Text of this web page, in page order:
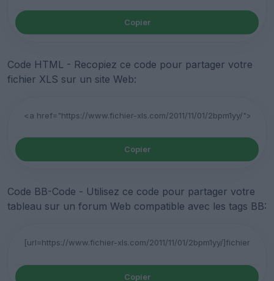
Copier
Code HTML - Recopiez ce code pour partager votre
fichier XLS sur un site Web:
Copier
Code BB-Code - Utilisez ce code pour partager votre
tableau sur un forum Web compatible avec les tags BB:
Copier